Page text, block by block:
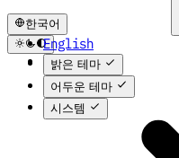
한국어
English
한국어
밝은 테마
어두운 테마
시스템
Docs